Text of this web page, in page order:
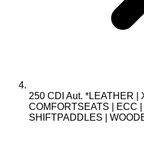
250 CDI Aut. *LEATHER |
COMFORTSEATS | ECC |
SHIFTPADDLES |